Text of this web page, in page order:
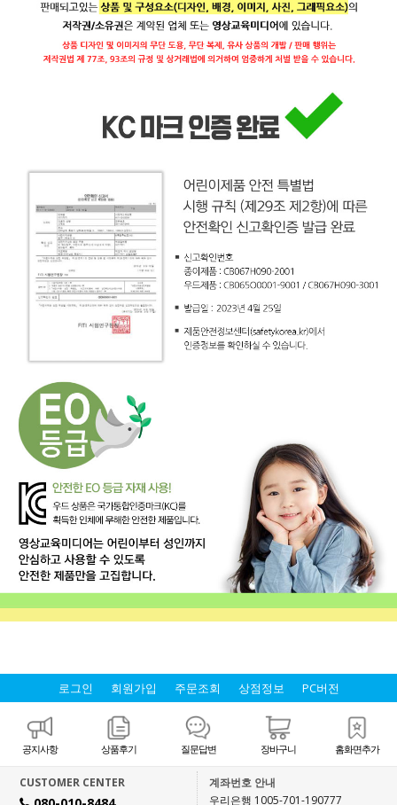
로그인 회원가입 주문조회 상점정보 PC버전
공지사항 상품후기 질문답변 장바구니 홈화면추가
CUSTOMER CENTER
H
계좌번호 안내
우리은행 1005-701-190777